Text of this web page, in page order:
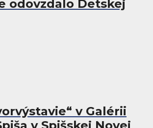
odovzdalo Detskej
v Galérii